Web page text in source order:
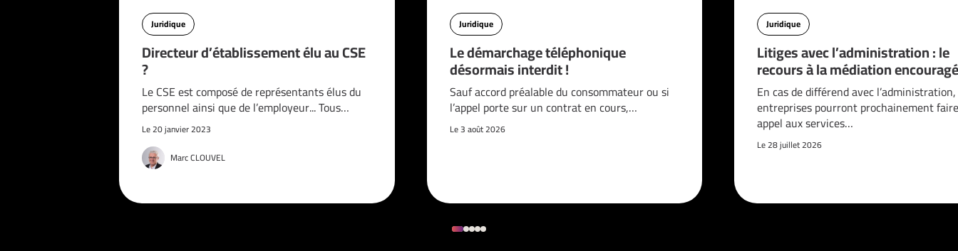
Juridique
Directeur d’établissement élu au CSE
?
Le CSE est composé de représentants élus du
personnel ainsi que de l’employeur... Tous…
Le 20 janvier 2023
Marc CLOUVEL
Juridique
Le démarchage téléphonique
désormais interdit !
Sauf accord préalable du consommateur ou si
l’appel porte sur un contrat en cours,…
Le 3 août 2026
Juridique
Litiges avec l’administration : le
recours à la médiation
En cas de différend avec
entreprises pourront prochainement faire
appel aux services…
Le 28 juillet 2026